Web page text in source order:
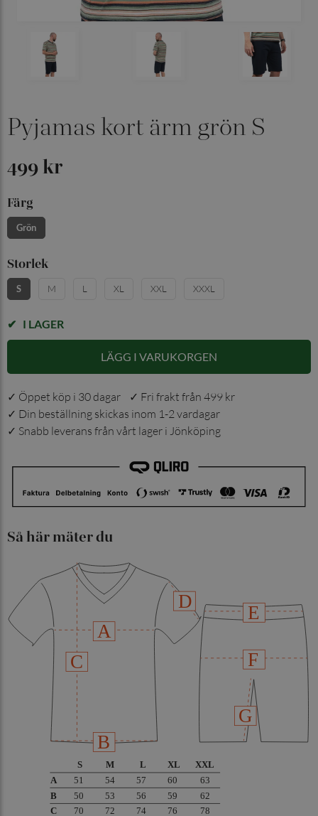
Pyjamas kort ärm grön S
499 kr
Färg
Grön
Storlek
S M L XL XXL XXXL
I LAGER
LÄGG I VARUKORGEN
✓ Öppet köp i 30 dagar ✓ Fri frakt från 499 kr
✓ Din beställning skickas inom 1-2 vardagar
✓ Snabb leverans från vårt lager i Jönköping
Så här mäter du